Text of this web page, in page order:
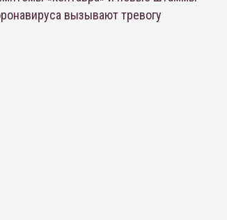
вызывают тревогу